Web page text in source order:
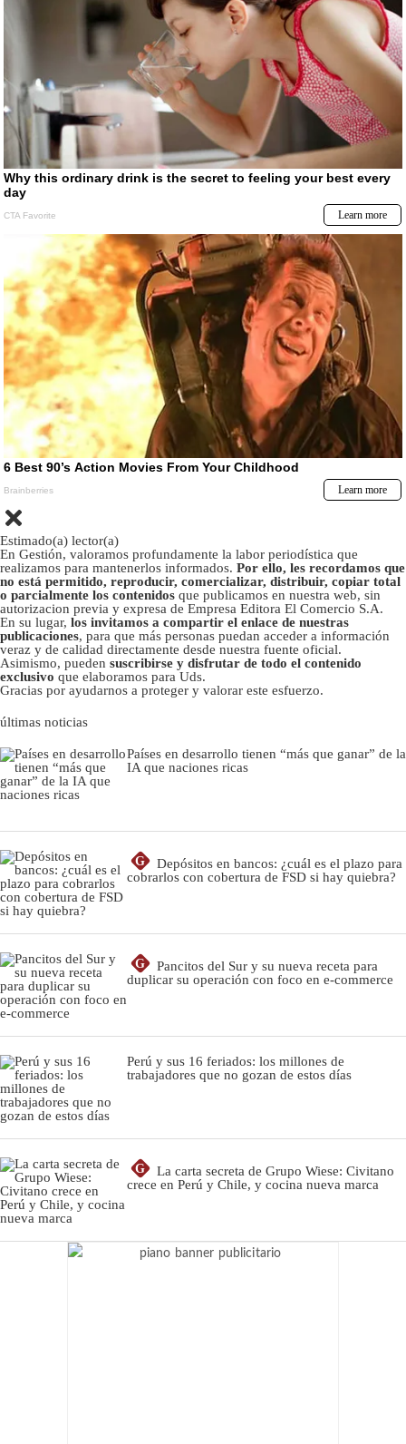
Estimado(a) lector(a)
En Gestión, valoramos profundamente la labor periodística que
realizamos para mantenerlos informados. Por ello, les recordamos que
no está permitido, reproducir, comercializar, distribuir, copiar total
o parcialmente los contenidos que publicamos en nuestra web, sin
autorizacion previa y expresa de Empresa Editora El Comercio S.A.
En su lugar, los invitamos a compartir el enlace de nuestras
publicaciones, para que más personas puedan acceder a información
veraz y de calidad directamente desde nuestra fuente oficial.
Asimismo, pueden suscribirse y disfrutar de todo el contenido
exclusivo que elaboramos para Uds.
Gracias por ayudarnos a proteger y valorar este esfuerzo.
últimas noticias
Países en desarrollo tienen “más que ganar” de la
IA que naciones ricas
G
Depósitos en bancos: ¿cuál es el plazo para
cobrarlos con cobertura de FSD si hay quiebra?
G
Pancitos del Sur y su nueva receta para
duplicar su operación con foco en e-commerce
Perú y sus 16 feriados: los millones de
trabajadores que no gozan de estos días
G
La carta secreta de Grupo Wiese: Civitano
crece en Perú y Chile, y cocina nueva marca